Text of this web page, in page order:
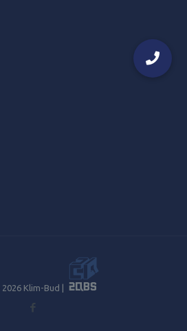
2026 Klim-Bud |